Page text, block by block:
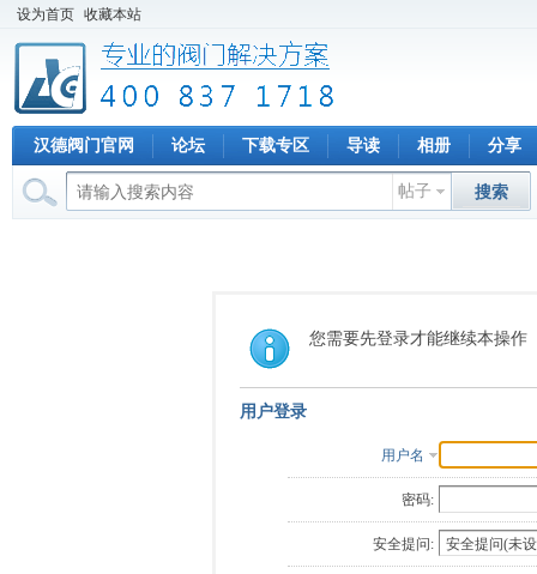
设为首页 收藏本站
汉德阀门官网 论坛 下载专区 导读 相册 分享
帖子 搜索
您需要先登录才能继续本操作
用户登录
用户名
密码:
安全提问: